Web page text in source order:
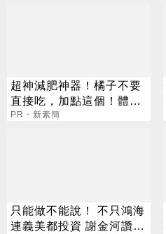
超神減肥神器！橘子不要
直接吃，加點這個！體重
天天下降
PR・新素簡
只能做不能說！ 不只鴻海
連義美都投資 謝金河讚：